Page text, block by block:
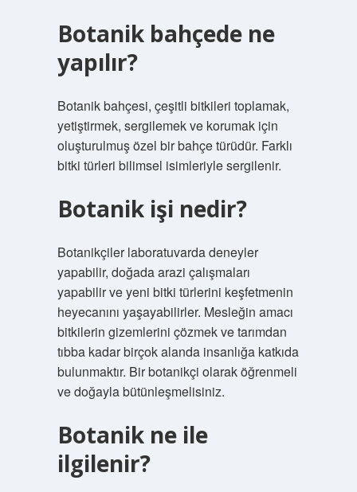
Botanik bahçede ne
yapılır?
Botanik bahçesi, çeşitli bitkileri toplamak,
yetiştirmek, sergilemek ve korumak için
oluşturulmuş özel bir bahçe türüdür. Farklı
bitki türleri bilimsel isimleriyle sergilenir.
Botanik işi nedir?
Botanikçiler laboratuvarda deneyler
yapabilir, doğada arazi çalışmaları
yapabilir ve yeni bitki türlerini keşfetmenin
heyecanını yaşayabilirler. Mesleğin amacı
bitkilerin gizemlerini çözmek ve tarımdan
tıbba kadar birçok alanda insanlığa katkıda
bulunmaktır. Bir botanikçi olarak öğrenmeli
ve doğayla bütünleşmelisiniz.
Botanik ne ile
ilgilenir?